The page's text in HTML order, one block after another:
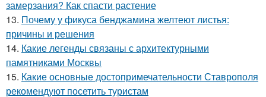
замерзания? Как спасти растение
13. Почему у фикуса бенджамина желтеют листья:
причины и решения
14. Какие легенды связаны с архитектурными
памятниками Москвы
15. Какие основные достопримечательности Ставрополя
рекомендуют посетить туристам